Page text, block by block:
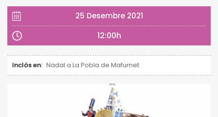
25 Desembre 2021
12:00h
Inclòs en: Nadal a La Pobla de Mafumet